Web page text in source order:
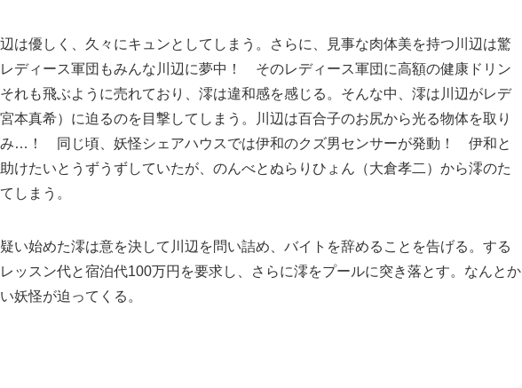
は優しく、久々にキュンとしてしまう。さらに、見事な肉体美を持つ川辺は驚
ディース軍団もみんな川辺に夢中！ そのレディース軍団に高額の健康ドリン
れも飛ぶように売れており、澪は違和感を感じる。そんな中、澪は川辺がレデ
本真希）に迫るのを目撃してしまう。川辺は百合子のお尻から光る物体を取り
み…！ 同じ頃、妖怪シェアハウスでは伊和のクズ男センサーが発動！ 伊和と
けたいとうずうずしていたが、のんべとぬらりひょん（大倉孝二）から澪のた
しまう。
い始めた澪は意を決して川辺を問い詰め、バイトを辞めることを告げる。する
ッスン代と宿泊代100万円を要求し、さらに澪をプールに突き落とす。なんとか
妖怪が迫ってくる。